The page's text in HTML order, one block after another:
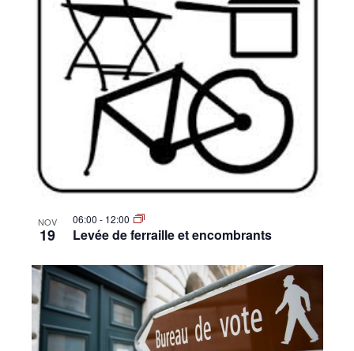
GenèveNOV
19
06:00 - 12:00
Levée de ferraille et encombrants